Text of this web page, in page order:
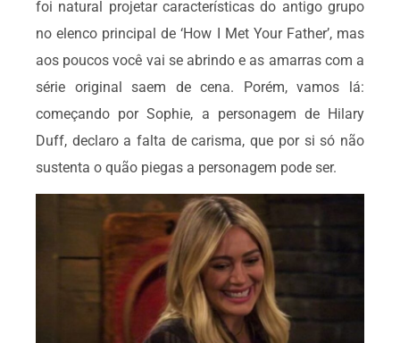
foi natural projetar características do antigo grupo
no elenco principal de ‘How I Met Your Father’, mas
aos poucos você vai se abrindo e as amarras com a
série original saem de cena. Porém, vamos lá:
começando por Sophie, a personagem de Hilary
Duff, declaro a falta de carisma, que por si só não
sustenta o quão piegas a personagem pode ser.